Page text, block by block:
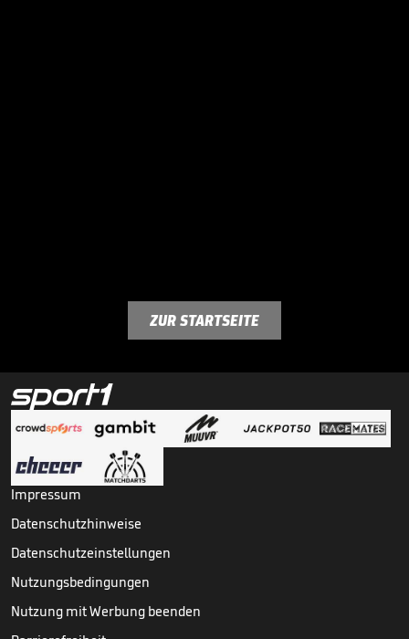
ZUR STARTSEITE
Impressum
Datenschutzhinweise
Datenschutzeinstellungen
Nutzungsbedingungen
Nutzung mit Werbung beenden